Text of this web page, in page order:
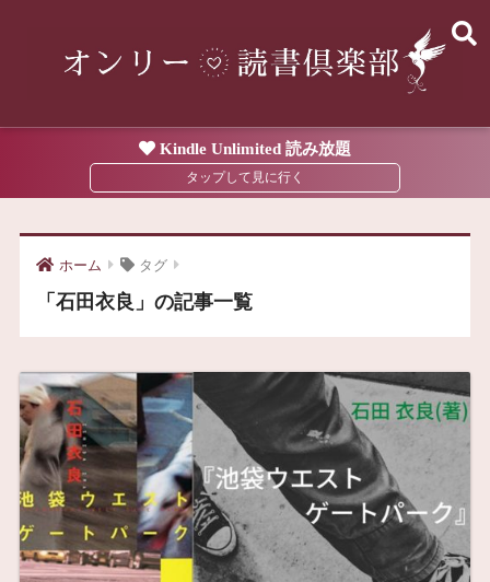
Kindle Unlimited 読み放題
ホーム タグ
「石田衣良」の記事一覧